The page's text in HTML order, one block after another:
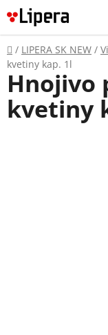
Prejsť
na
obsah
Domov
/ LIPERA SK NEW /
kvetiny kap. 1l
Hnojivo
kvetiny